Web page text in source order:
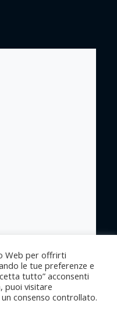
Web per offrirti
le tue preferenze e
tutto” acconsenti
puoi visitare
consenso controllato.